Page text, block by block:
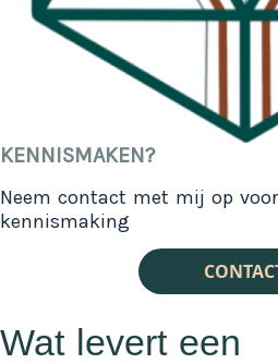
KENNISMAKEN?
Neem contact met mij op
kennismaking
Wat levert een